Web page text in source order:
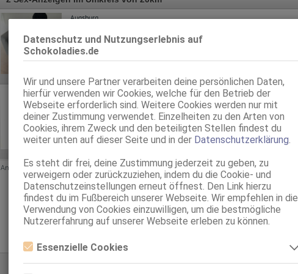
Datenschutz und Nutzungserlebnis auf
Schokoladies.de
Wir und unsere Partner verarbeiten deine persönlichen Daten,
hierfür verwenden wir Cookies, welche für den Betrieb der
Webseite erforderlich sind. Weitere Cookies werden nur mit
deiner Zustimmung verwendet. Einzelheiten zu den Arten von
Cookies, ihrem Zweck und den beteiligten Stellen findest du
weiter unten auf dieser Seite und in der Datenschutzerklärung.
Es steht dir frei, deine Zustimmung jederzeit zu geben, zu
verweigern oder zurückzuziehen, indem du die Cookie- und
Datenschutzeinstellungen erneut öffnest. Den Link hierzu
findest du im Fußbereich unserer Webseite. Wir empfehlen in die
Verwendung von Cookies einzuwilligen, um die bestmögliche
Nutzererfahrung auf unserer Webseite erleben zu können.
Essenzielle Cookies
Essenzielle Cookies sind alle notwendigen Cookies, die für den Betrieb
Augsburg
85D, KF 38, 1.65m, total rasiert, karibisch
Augsburg
6.0km, Unterer Talweg 117a
Grace
32 Jahre, 75C, KF 36, 1.63m, total rasiert, afrikanisch
ZK, 69, NSa, Franz b. Ihr, BV, Schmu., Kuscheln, DSa
Anzeige